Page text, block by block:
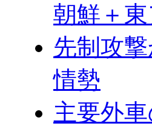
朝鮮＋
先制攻
情勢
主要外